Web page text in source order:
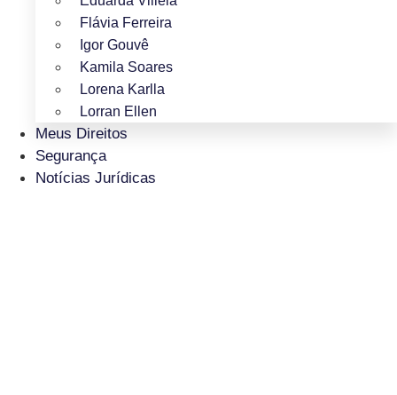
Flávia Ferreira
Igor Gouvê
Kamila Soares
Lorena Karlla
Lorran Ellen
Meus Direitos
Segurança
Notícias Jurídicas